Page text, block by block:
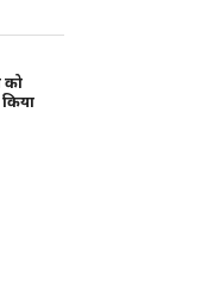
को
किया